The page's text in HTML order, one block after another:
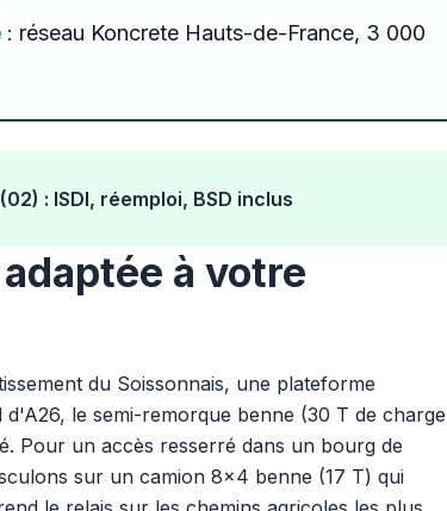
: réseau Koncrete Hauts-de-France, 3 000
: ISDI, réemploi, BSD inclus
à votre
du Soissonnais, une plateforme
le semi-remorque benne (30 T de charge
Pour un accès resserré dans un bourg de
sur un camion 8x4 benne (17 T) qui